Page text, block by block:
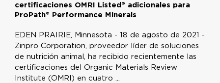
certificaciones OMRI Listed® adicionales para
ProPath® Performance Minerals
EDEN PRAIRIE, Minnesota - 18 de agosto de 2021 -
Zinpro Corporation, proveedor líder de soluciones
de nutrición animal, ha recibido recientemente las
certificaciones del Organic Materials Review
Institute (OMRI) en cuatro ...